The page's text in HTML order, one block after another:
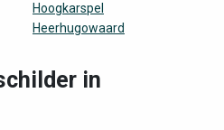
Hoogkarspel
Heerhugowaard
in